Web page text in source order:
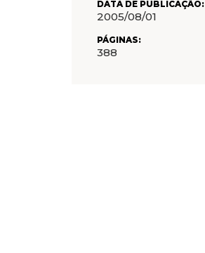
DATA DE PUBLICAÇÃO:
2005/08/01
PÁGINAS:
388